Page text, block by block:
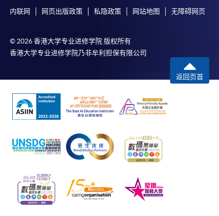
内联网 网页出版政策 私隐政策 网站地图 无障碍网页
© 2026 香港大学专业进修学院 版权所有
香港大学专业进修学院乃非牟利担保有限公司
返回页首